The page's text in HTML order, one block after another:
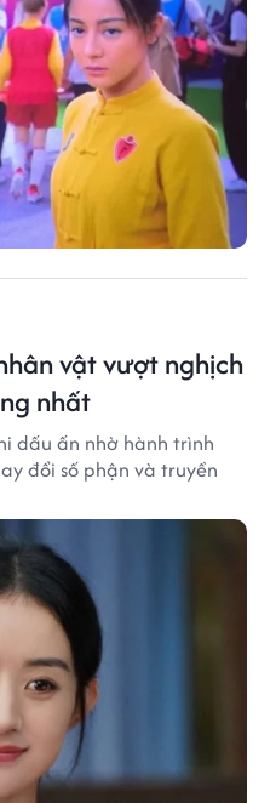
vật vượt nghịch
nhất
dấu ấn nhờ hành trình
đổi số phận và truyền